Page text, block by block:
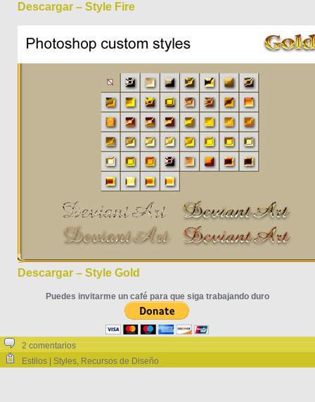
Descargar – Style Fire
Descargar – Style Gold
Puedes invitarme un café para que siga trabajando duro
2 comentarios
Estilos | Styles, Recursos de Diseño